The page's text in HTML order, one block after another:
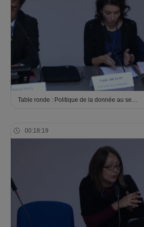
Table ronde : Politique de la donnée au se…
00:18:19